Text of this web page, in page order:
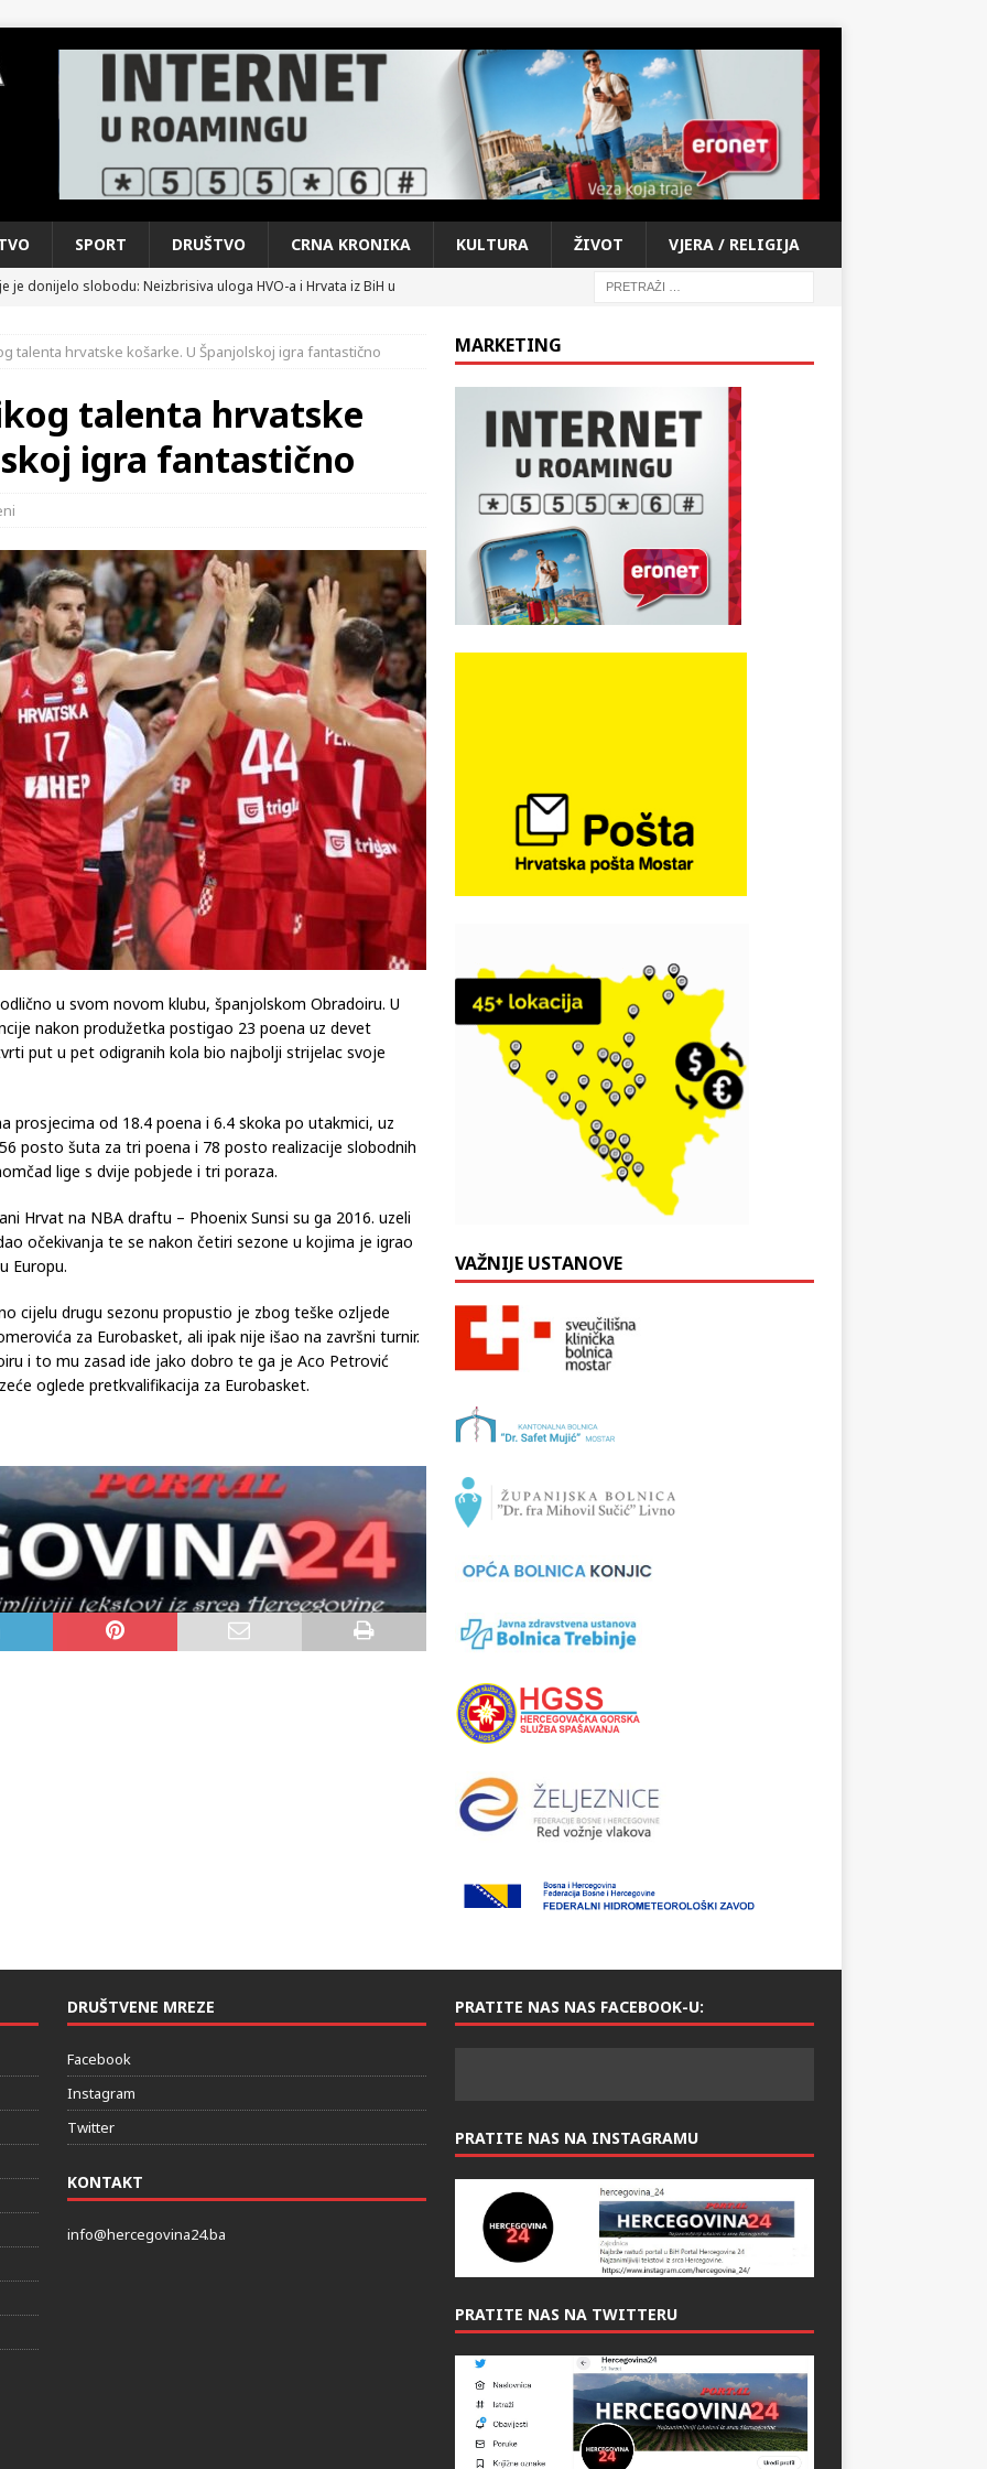
SPORT DRUŠTVO CRNA KRONIKA KULTURA ŽIVOT VJERA / RELIGIJA
je donijelo slobodu: Neizbrisiva uloga HVO-a i Hrvata iz BiH u
Večer u kojoj Knin, iseljena i domovinska Hrvatska dišu
DOMOVINSKI RAT
iz sažetka dnevnih događaja za protekli vikend
Vozači satima čekaju, dok se drugi ubacuju sa strane
29. srpnja 2018, preminuo je glazbeni genij Oliver Dragojević
iz Međugorja; ‘Slobodna Dalmacija‘ u posjedu dramatične
u polju kod granice!
CRNA KRONIKA
vala. Svježije u petak. Negdje stižu i pljuskovi. VRIJEME
talenta hrvatske košarke. U Španjolskoj igra fantastično
talenta hrvatske
igra fantastično
u svom novom klubu, španjolskom Obradoiru. U
nakon produžetka postigao 23 poena uz devet
put u pet odigranih kola bio najbolji strijelac svoje
prosjecima od 18.4 poena i 6.4 skoka po utakmici, uz
posto šuta za tri poena i 78 posto realizacije slobodnih
lige s dvije pobjede i tri poraza.
Hrvat na NBA draftu – Phoenix Sunsi su ga 2016. uzeli
očekivanja te se nakon četiri sezone u kojima je igrao
Europu.
cijelu drugu sezonu propustio je zbog teške ozljede
za Eurobasket, ali ipak nije išao na završni turnir.
i to mu zasad ide jako dobro te ga je Aco Petrović
oglede pretkvalifikacija za Eurobasket.
MARKETING
VAŽNIJE USTANOVE
DRUŠTVENE MREZE
Facebook
Instagram
Twitter
KONTAKT
info@hercegovina24.ba
PRATITE NAS NAS FACEBOOK-U:
PRATITE NAS NA INSTAGRAMU
PRATITE NAS NA TWITTERU